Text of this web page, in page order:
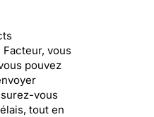
vous
pouvez
vous
tout en